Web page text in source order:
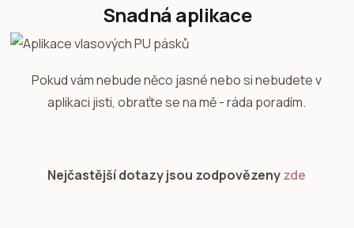
Snadná aplikace
Pokud vám nebude něco jasné nebo si nebudete v
aplikaci jisti, obraťte se na mě - ráda poradím.
Nejčastější dotazy jsou zodpovězenyzde